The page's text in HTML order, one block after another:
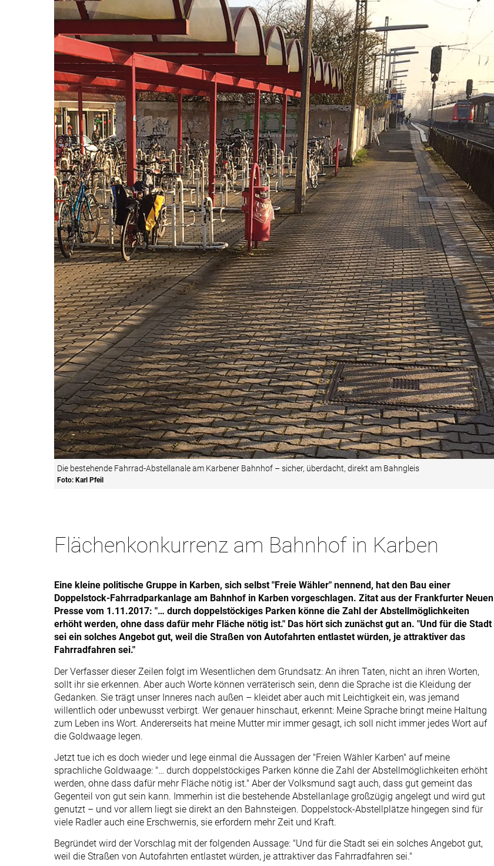
Die bestehende Fahrrad-Abstellanale am Karbener Bahnhof – sicher, überdacht, direkt am Bahngleis
Foto: Karl Pfeil
Flächenkonkurrenz am Bahnhof in Karben
Eine kleine politische Gruppe in Karben, sich selbst "Freie Wähler" nennend, hat den Bau einer
Doppelstock-Fahrradparkanlage am Bahnhof in Karben vorgeschlagen. Zitat aus der Frankfurter Neuen
Presse vom 1.11.2017: "… durch doppelstöckiges Parken könne die Zahl der Abstellmöglichkeiten
erhöht werden, ohne dass dafür mehr Fläche nötig ist." Das hört sich zunächst gut an. "Und für die Stadt
sei ein solches Angebot gut, weil die Straßen von Autofahrten entlastet würden, je attraktiver das
Fahrradfahren sei."
Der Verfasser dieser Zeilen folgt im Wesentlichen dem Grundsatz: An ihren Taten, nicht an ihren Worten,
sollt ihr sie erkennen. Aber auch Worte können verräterisch sein, denn die Sprache ist die Kleidung der
Gedanken. Sie trägt unser Inneres nach außen – kleidet aber auch mit Leichtigkeit ein, was jemand
willentlich oder unbewusst verbirgt. Wer genauer hinschaut, erkennt: Meine Sprache bringt meine Haltung
zum Leben ins Wort. Andererseits hat meine Mutter mir immer gesagt, ich soll nicht immer jedes Wort auf
die Goldwaage legen.
Jetzt tue ich es doch wieder und lege einmal die Aussagen der "Freien Wähler Karben" auf meine
sprachliche Goldwaage: "… durch doppelstöckiges Parken könne die Zahl der Abstellmöglichkeiten erhöht
werden, ohne dass dafür mehr Fläche nötig ist." Aber der Volksmund sagt auch, dass gut gemeint das
Gegenteil von gut sein kann. Immerhin ist die bestehende Abstellanlage großzügig angelegt und wird gut
genutzt – und vor allem liegt sie direkt an den Bahnsteigen. Doppelstock-Abstellplätze hingegen sind für
viele Radler auch eine Erschwernis, sie erfordern mehr Zeit und Kraft.
Begründet wird der Vorschlag mit der folgenden Aussage: "Und für die Stadt sei ein solches Angebot gut,
weil die Straßen von Autofahrten entlastet würden, je attraktiver das Fahrradfahren sei."